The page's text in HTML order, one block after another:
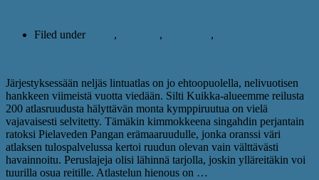
Filed under , , ,
Järjestyksessään neljäs lintuatlas on jo ehtoopuolella, nelivuotisen
hankkeen viimeistä vuotta viedään. Silti Kuikka-alueemme reilusta
200 atlasruudusta hälyttävän monta kymppiruutua on vielä
vajavaisesti selvitetty. Tämäkin kimmokkeena singahdin perjantain
ratoksi Pielaveden Pangan erämaaruudulle, jonka oranssi väri
atlaksen tulospalvelussa kertoi ruudun olevan vain välttävästi
havainnoitu. Peruslajeja olisi lähinnä tarjolla, joskin ylläreitäkin voi
tuurilla osua reitille. Atlastelun hienous on …